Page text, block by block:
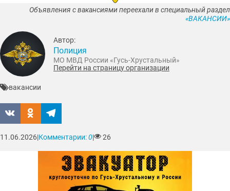
Автор:
Полиция
МО МВД России «Гусь-Хрустальный»
Перейти на страницу организации
вакансии
11.06.2026|Комментарии:0| 26
Объявления с вакансиями переехали в специальный раздел
«ВАКАНСИИ»